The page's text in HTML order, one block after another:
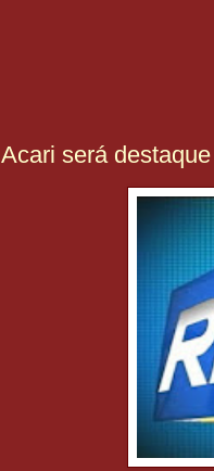
Acari será